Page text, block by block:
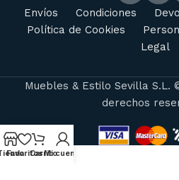
Envíos Condiciones
Política de Cookies
Legal
Muebles & Estilo Sevilla S.L.
derechos
FavoritosCarritoMi cuenta